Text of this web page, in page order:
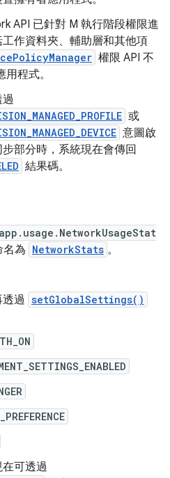
API 已針對 M 執行階段權限進
作資料夾、輔助層和其他項
權限 API 不
程式。
或
意圖啟
部分時，系統現在會傳回
結果碼。
名為 NetworkStats 。
過 setGlobalSettings()
可透過